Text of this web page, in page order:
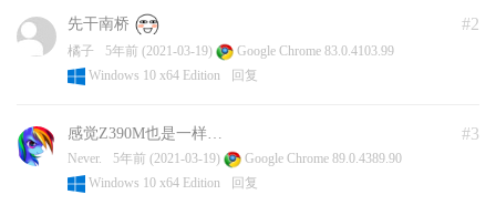
#2
先干南桥
橘子 5年前 (2021-03-19)
Google Chrome 83.0.4103.99
Windows 10 x64 Edition
回复
#3
感觉Z390M也是一样…
Never. 5年前 (2021-03-19)
Google Chrome 89.0.4389.90
Windows 10 x64 Edition
回复